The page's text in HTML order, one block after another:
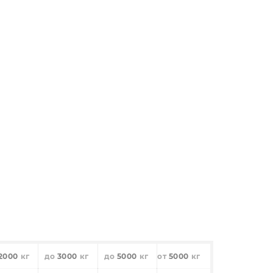
3000 5000 5000